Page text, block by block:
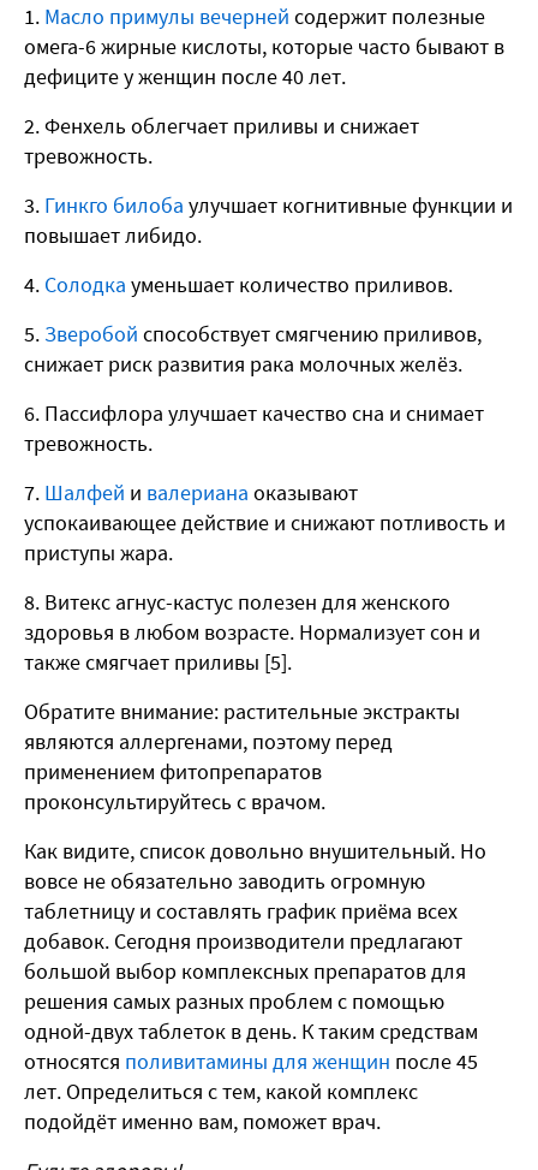
Масло примулы вечерней содержит полезные
омега-6 жирные кислоты, которые часто бывают в
дефиците у женщин после 40 лет.
Фенхель облегчает приливы и снижает
тревожность.
Гинкго билоба улучшает когнитивные функции и
повышает либидо.
Солодка уменьшает количество приливов.
Зверобой способствует смягчению приливов,
снижает риск развития рака молочных желёз.
Пассифлора улучшает качество сна и снимает
тревожность.
Шалфей и валериана оказывают
успокаивающее действие и снижают потливость и
приступы жара.
Витекс агнус-кастус полезен для женского
здоровья в любом возрасте. Нормализует сон и
также смягчает приливы [5].
Обратите внимание: растительные экстракты
являются аллергенами, поэтому перед
применением фитопрепаратов
проконсультируйтесь с врачом.
Как видите, список довольно внушительный. Но
вовсе не обязательно заводить огромную
таблетницу и составлять график приёма всех
добавок. Сегодня производители предлагают
большой выбор комплексных препаратов для
решения самых разных проблем с помощью
одной-двух таблеток в день. К таким средствам
относятся поливитамины для женщин после 45
лет. Определиться с тем, какой комплекс
подойдёт именно вам, поможет врач.